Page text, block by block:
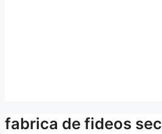
fabrica de fideos